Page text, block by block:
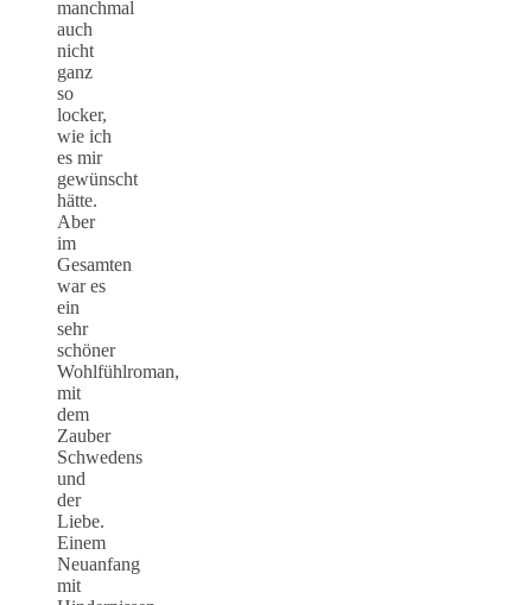
manchmal
auch
nicht
ganz
so
locker,
wie ich
es mir
gewünscht
hätte.
Aber
im
Gesamten
war es
ein
sehr
schöner
Wohlfühlroman,
mit
dem
Zauber
Schwedens
und
der
Liebe.
Einem
Neuanfang
mit